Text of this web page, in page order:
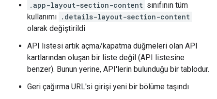
.app-layout-section-content sınıfının tüm
kullanımı .details-layout-section-content
olarak değiştirildi
API listesi artık açma/kapatma düğmeleri olan API
kartlarından oluşan bir liste değil (API listesine
benzer). Bunun yerine, API'lerin bulunduğu bir tablodur.
Geri çağırma URL'si girişi yeni bir bölüme taşındı